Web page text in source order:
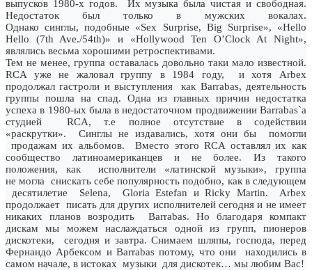
выпусков 1980-х годов. Их музыка была чистая и свободная.
Недостаток был только в мужских вокалах.
Однако синглы, подобные «Sex Surprise, Big Surprise», «Hello
Hello (7th Ave./54th)» и «Hollywood Ten O’Clock At Night»,
являлись весьма хорошими ретроспективами.
Тем не менее, группа оставалась довольно таки мало известной.
RCA уже не жаловал группу в 1984 году, и хотя Arbex
продолжал гастроли и выступления как Barrabas, деятельность
группы пошла на спад. Одна из главных причин недостатка
успеха в 1980-ых была в недостаточном продвижении Barrabas`a
студией RCA, т.е полное отсутствие в содействии
«раскрутки». Синглы не издавались, хотя они бы помогли
продажам их альбомов. Вместо этого RCA оставлял их как
сообщество латиноамериканцев и не более. Из такого
положения, как исполнители «латинской музыки», группа
не могла снискать себе популярность подобно, как в следующем
десятилетие Selena, Gloria Estefan и Ricky Martin. Arbex
продолжает писать для других исполнителей сегодня и не имеет
никаких планов возродить Barrabas. Но благодаря компакт
дискам мы можем наслаждаться одной из групп, пионеров
дискотеки, сегодня и завтра. Снимаем шляпы, господа, перед
Фернандо Арбексом и Barrabas потому, что они находились в
самом начале, в истоках музыки для дискотек… мы любим Вас!